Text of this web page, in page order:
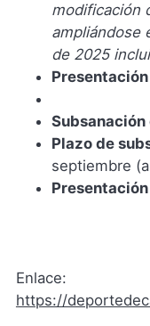
modificación
ampliándose
de 2025
Plazo de
septiembre
Enlace:
https://